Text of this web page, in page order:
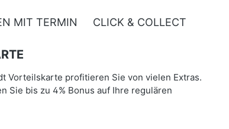
MIT TERMIN CLICK & COLLECT
Vorteilskarte profitieren Sie von vielen Extras.
Sie bis zu 4% Bonus auf Ihre regulären